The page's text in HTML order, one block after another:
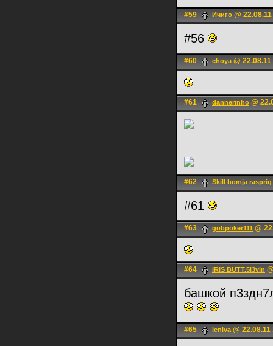
#59 Ичиго @
#56
#60 choya@ 22.08.11
#61 dannerinho @
#62 Skill bomja rasprig
#61
#63 gobpoker111 @
#64 IRIS BUTT.5l3vin
башкой
#65 lеnivа@ 22.08.11